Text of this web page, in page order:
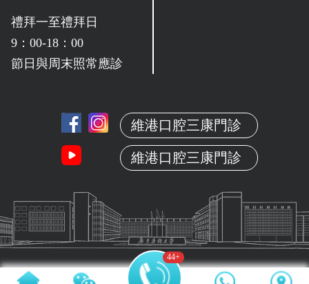
禮拜一至禮拜日
9：00-18：00
節日與周末照常應診
維港口腔三康門診
維港口腔三康門診
44+